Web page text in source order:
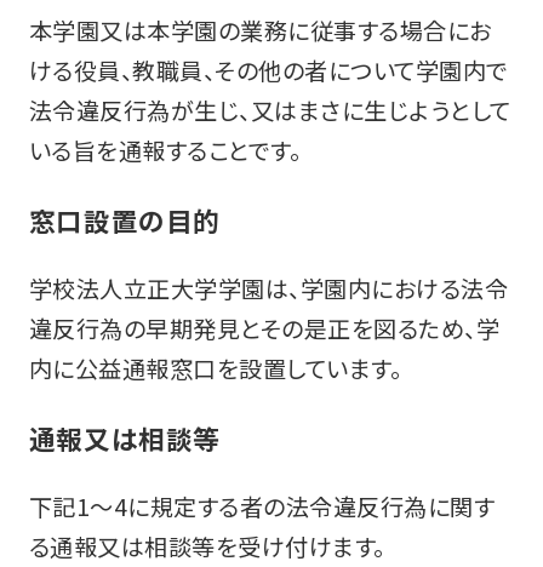
本学園又は本学園の業務に従事する場合にお
ける役員、教職員、その他の者について学園内で
法令違反行為が生じ、又はまさに生じようとして
いる旨を通報することです。
窓口設置の目的
学校法人立正大学学園は、学園内における法令
違反行為の早期発見とその是正を図るため、学
内に公益通報窓口を設置しています。
通報又は相談等
下記1～4に規定する者の法令違反行為に関す
る通報又は相談等を受け付けます。